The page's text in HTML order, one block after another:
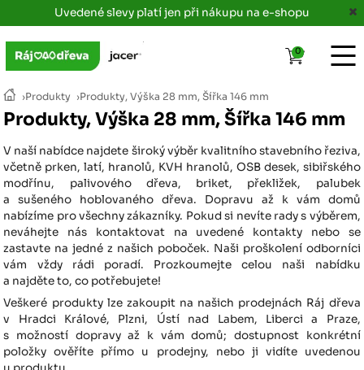
Uvedené slevy platí jen při nákupu na e-shopu
›Produkty ›Produkty, Výška 28 mm, Šířka 146 mm
Produkty, Výška 28 mm, Šířka 146 mm
V naší nabídce najdete široký výběr kvalitního stavebního řeziva,
včetně prken, latí, hranolů, KVH hranolů, OSB desek, sibiřského
modřínu, palivového dřeva, briket, překližek, palubek
a sušeného hoblovaného dřeva. Dopravu až k vám domů
nabízíme pro všechny zákazníky. Pokud si nevíte rady s výběrem,
neváhejte nás kontaktovat na uvedené kontakty nebo se
zastavte na jedné z našich poboček. Naši proškolení odborníci
vám vždy rádi poradí. Prozkoumejte celou naši nabídku
a najděte to, co potřebujete!
Veškeré produkty lze zakoupit na našich prodejnách Ráj dřeva
v Hradci Králové, Plzni, Ústí nad Labem, Liberci a Praze,
s možností dopravy až k vám domů; dostupnost konkrétní
položky ověříte přímo u prodejny, nebo ji vidíte uvedenou
0